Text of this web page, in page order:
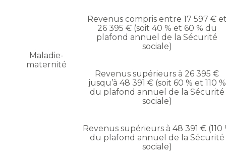
Maladie-
maternité
Revenus compris entre 17 597 €
26 395 € (soit 40 % et 60 % du
plafond annuel de la Sécurité
sociale)
Revenus supérieurs à 26 395 €
jusqu’à 48 391 € (soit 60 % et 110 %
du plafond annuel de la Sécurité
sociale)
Revenus supérieurs à 48 391 € (110
du plafond annuel de la Sécurité
sociale)